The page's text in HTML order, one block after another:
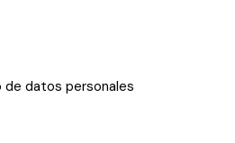
datos personales